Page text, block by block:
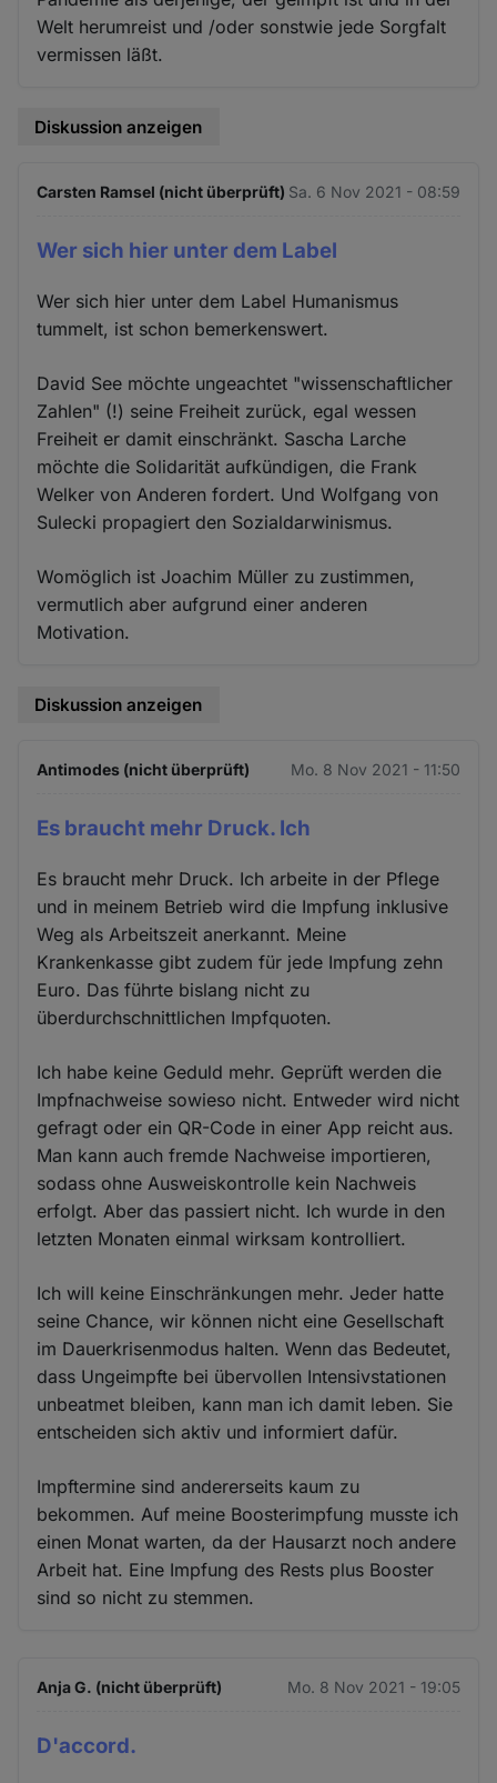
Welt herumreist und /oder sonstwie jede Sorgfalt
vermissen läßt.
Diskussion anzeigen
Carsten Ramsel (nicht überprüft) Sa. 6 Nov 2021 - 08:59
Wer sich hier unter dem Label
Wer sich hier unter dem Label Humanismus
tummelt, ist schon bemerkenswert.
David See möchte ungeachtet "wissenschaftlicher
Zahlen" (!) seine Freiheit zurück, egal wessen
Freiheit er damit einschränkt. Sascha Larche
möchte die Solidarität aufkündigen, die Frank
Welker von Anderen fordert. Und Wolfgang von
Sulecki propagiert den Sozialdarwinismus.
Womöglich ist Joachim Müller zu zustimmen,
vermutlich aber aufgrund einer anderen
Motivation.
Diskussion anzeigen
Antimodes (nicht überprüft) Mo. 8 Nov 2021 - 11:50
Es braucht mehr Druck. Ich
Es braucht mehr Druck. Ich arbeite in der Pflege
und in meinem Betrieb wird die Impfung inklusive
Weg als Arbeitszeit anerkannt. Meine
Krankenkasse gibt zudem für jede Impfung zehn
Euro. Das führte bislang nicht zu
überdurchschnittlichen Impfquoten.
Ich habe keine Geduld mehr. Geprüft werden die
Impfnachweise sowieso nicht. Entweder wird nicht
gefragt oder ein QR-Code in einer App reicht aus.
Man kann auch fremde Nachweise importieren,
sodass ohne Ausweiskontrolle kein Nachweis
erfolgt. Aber das passiert nicht. Ich wurde in den
letzten Monaten einmal wirksam kontrolliert.
Ich will keine Einschränkungen mehr. Jeder hatte
seine Chance, wir können nicht eine Gesellschaft
im Dauerkrisenmodus halten. Wenn das Bedeutet,
dass Ungeimpfte bei übervollen Intensivstationen
unbeatmet bleiben, kann man ich damit leben. Sie
entscheiden sich aktiv und informiert dafür.
Impftermine sind andererseits kaum zu
bekommen. Auf meine Boosterimpfung musste ich
einen Monat warten, da der Hausarzt noch andere
Arbeit hat. Eine Impfung des Rests plus Booster
sind so nicht zu stemmen.
Anja G. (nicht überprüft) Mo. 8 Nov 2021 - 19:05
D'accord.